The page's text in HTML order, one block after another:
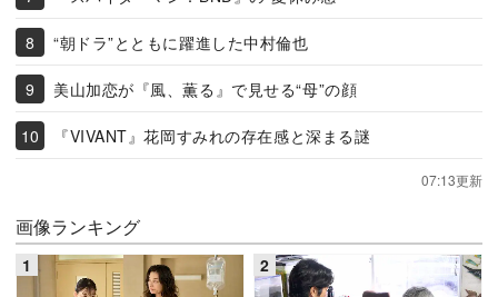
“朝ドラ”とともに躍進した中村倫也
美山加恋が『風、薫る』で見せる“母”の顔
『VIVANT』花岡すみれの存在感と深まる謎
07:13更新
画像ランキング